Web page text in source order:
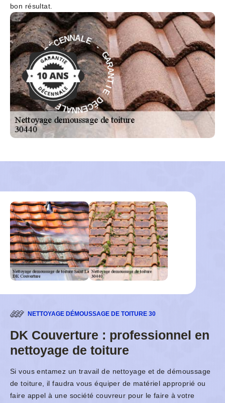
bon résultat.
G
A
R
A
N
T
I
E
D
É
C
E
NNALE - GAR
A
N
T
I
E
D
É
C
E
N
N
A
L
E
-
NETTOYAGE DÉMOUSSAGE DE TOITURE 30
DK Couverture : professionnel en
nettoyage de toiture
Si vous entamez un travail de nettoyage et de démoussage
de toiture, il faudra vous équiper de matériel approprié ou
faire appel à une société couvreur pour le faire à votre